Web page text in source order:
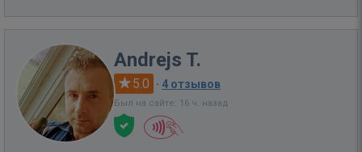
Andrejs T.
5.0 · 4 отзывов
Был на сайте: 16 ч. назад